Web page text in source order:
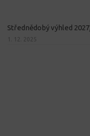
Střednědobý výhled
1. 12. 2025